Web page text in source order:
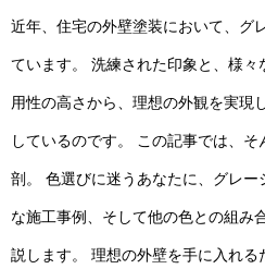
近年、住宅の外壁塗装において、グ
ています。 洗練された印象と、様々
用性の高さから、理想の外観を実現
しているのです。 この記事では、
剖。 色選びに迷うあなたに、グレ
な施工事例、そして他の色との組み
説します。 理想の外壁を手に入れ